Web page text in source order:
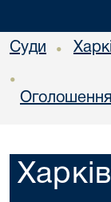
Суди •
•
Оголошення